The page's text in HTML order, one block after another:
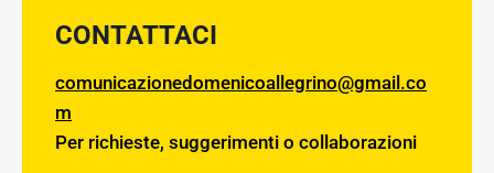
CONTATTACI
comunicazionedomenicoallegrino@gmail.co
m
Per richieste, suggerimenti o collaborazioni